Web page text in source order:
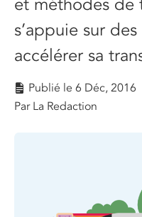
et méthodes de
s’appuie sur
accélérer sa
Publié le 6 Déc, 2016
Par La Redaction